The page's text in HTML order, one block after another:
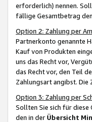
erforderlich) nennen.
fällige Gesamtbetrag
Option 2: Zahlung per
Partnerkonto genannte
Kauf von Produkten
uns das Recht vor,
das Recht vor, den Teil
Zahlungsart angibst. Die
Option 3: Zahlung per
Sollten Sie sich für diese
den in der Übersicht